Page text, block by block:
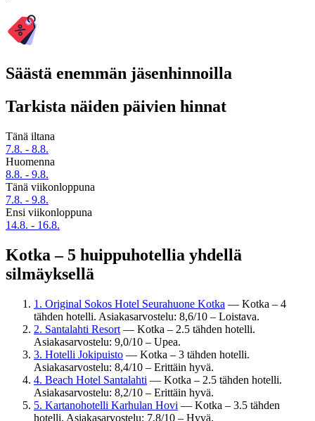
Säästä enemmän jäsenhinnoilla
Tarkista näiden päivien hinnat
Tänä iltana
7.8. - 8.8.
Huomenna
8.8. - 9.8.
Tänä viikonloppuna
7.8. - 9.8.
Ensi viikonloppuna
14.8. - 16.8.
Kotka – 5 huippuhotellia yhdellä
silmäyksellä
1. Original Sokos Hotel Seurahuone Kotka — Kotka – 4
tähden hotelli. Asiakasarvostelu: 8,6/10 – Loistava.
2. Santalahti Resort — Kotka – 2.5 tähden hotelli.
Asiakasarvostelu: 9,0/10 – Upea.
3. Hotelli Jokipuisto — Kotka – 3 tähden hotelli.
Asiakasarvostelu: 8,4/10 – Erittäin hyvä.
4. Beach Hotel Santalahti — Kotka – 2.5 tähden hotelli.
Asiakasarvostelu: 8,2/10 – Erittäin hyvä.
5. Kartanohotelli Karhulan Hovi — Kotka – 3.5 tähden
hotelli. Asiakasarvostelu: 7,8/10 – Hyvä.